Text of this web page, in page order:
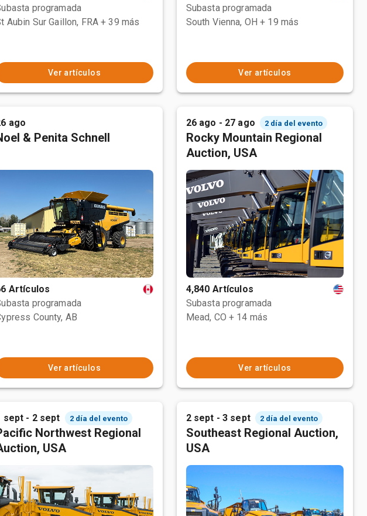
programada
Aubin Sur Gaillon, FRA + 39 más
Ver artículos
Subasta programada
South Vienna, OH + 19 más
Ver artículos
ago
& Penita Schnell
Artículos
programada
County, AB
Ver artículos
26 ago - 27 ago 2 día del evento
Rocky Mountain Regional
Auction, USA
4,840 Artículos
Subasta programada
Mead, CO + 14 más
Ver artículos
sept - 2 sept 2 día del evento
Northwest Regional
USA
2 sept - 3 sept 2 día del evento
Southeast Regional Auction,
USA